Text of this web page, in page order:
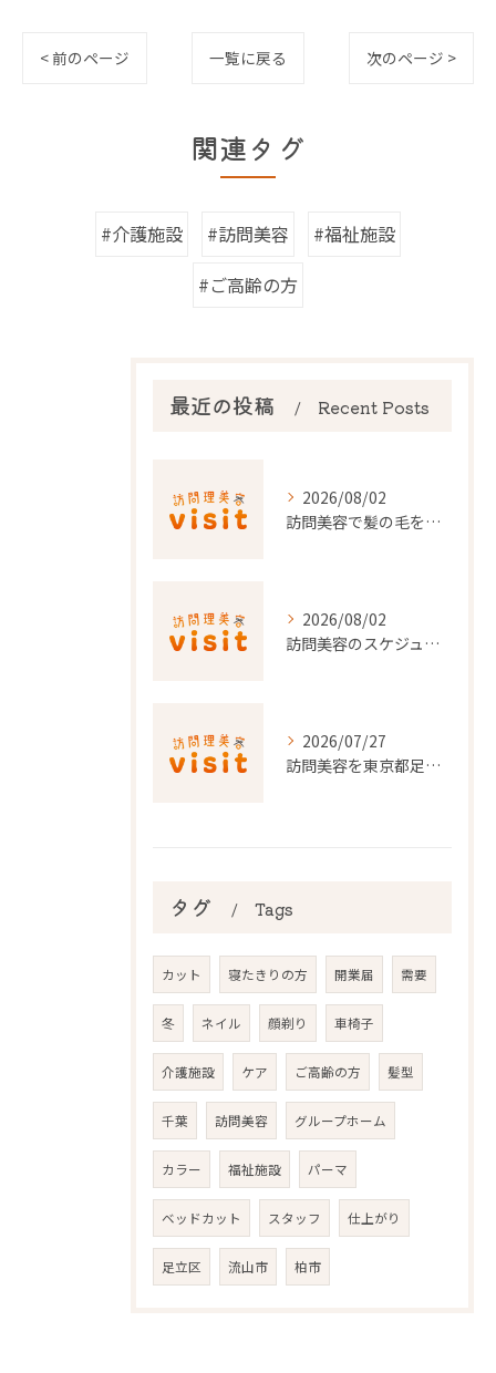
< 前のページ 一覧に戻る 次のページ >
関連タグ
#介護施設 #訪問美容
#福祉施設
#ご高齢の方
最近の投稿 Recent Posts
2026/08/02
訪問美容で髪の毛を整える事前準備と安心料金ポイントを徹底解説
2026/08/02
訪問美容のスケジュール調整を東京都でスムーズに行うポイント
2026/07/27
訪問美容を東京都足立区で利用するための申請条件と手続き徹底ガイド
タグ Tags
カット 寝たきりの方 開業届 需要
冬 ネイル 顔剃り 車椅子
介護施設 ケア ご高齢の方 髪型
千葉 訪問美容 グループホーム
カラー 福祉施設 パーマ
ベッドカット スタッフ 仕上がり
足立区 流山市 柏市